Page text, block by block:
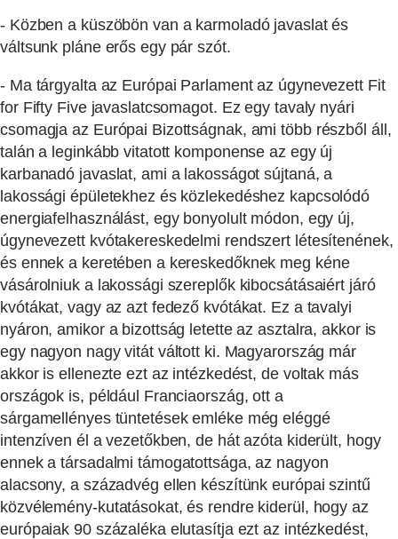
- Közben a küszöbön van a karmoladó javaslat és
váltsunk pláne erős egy pár szót.
- Ma tárgyalta az Európai Parlament az úgynevezett Fit
for Fifty Five javaslatcsomagot. Ez egy tavaly nyári
csomagja az Európai Bizottságnak, ami több részből áll,
talán a leginkább vitatott komponense az egy új
karbanadó javaslat, ami a lakosságot sújtaná, a
lakossági épületekhez és közlekedéshez kapcsolódó
energiafelhasználást, egy bonyolult módon, egy új,
úgynevezett kvótakereskedelmi rendszert létesítenének,
és ennek a keretében a kereskedőknek meg kéne
vásárolniuk a lakossági szereplők kibocsátásaiért járó
kvótákat, vagy az azt fedező kvótákat. Ez a tavalyi
nyáron, amikor a bizottság letette az asztalra, akkor is
egy nagyon nagy vitát váltott ki. Magyarország már
akkor is ellenezte ezt az intézkedést, de voltak más
országok is, például Franciaország, ott a
sárgamellényes tüntetések emléke még eléggé
intenzíven él a vezetőkben, de hát azóta kiderült, hogy
ennek a társadalmi támogatottsága, az nagyon
alacsony, a századvég ellen készítünk európai szintű
közvélemény-kutatásokat, és rendre kiderül, hogy az
európaiak 90 százaléka elutasítja ezt az intézkedést,